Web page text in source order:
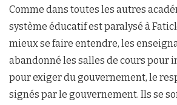
Comme dans toutes les autres
système éducatif est paralysé à
mieux se faire entendre, les
abandonné les salles de cours pour
pour exiger du gouvernement, le
signés par le gouvernement. Ils se